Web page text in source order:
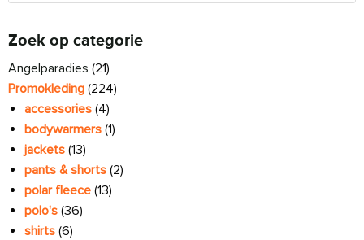
Zoek op categorie
Angelparadies (21)
Promokleding (224)
accessories (4)
bodywarmers (1)
jackets (13)
pants & shorts (2)
polar fleece (13)
polo's (36)
shirts (6)